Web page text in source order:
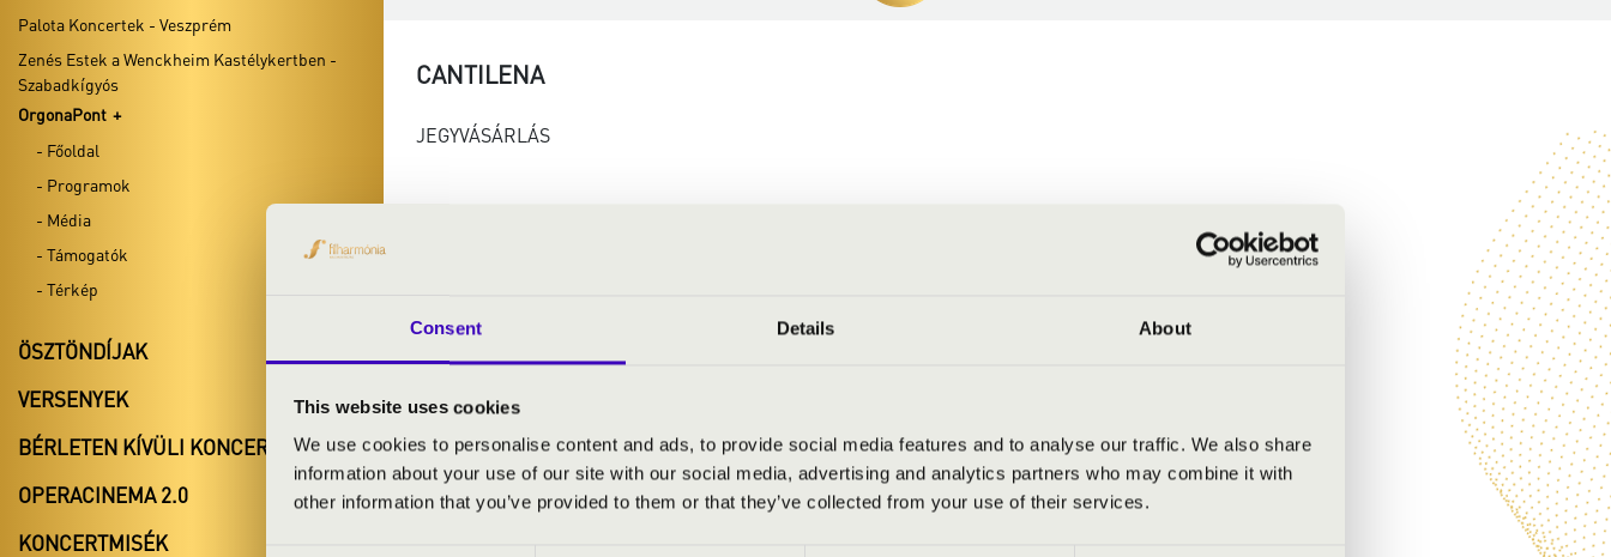
Consent Details About
This website uses cookies
We use cookies to personalise content and ads, to provide social media features and to analyse our traffic. We also share
information about your use of our site with our social media, advertising and analytics partners who may combine it with
other information that you’ve provided to them or that they’ve collected from your use of their services.
Palota Koncertek - Veszprém
Zenés Estek a Wenckheim Kastélykertben -
Szabadkígyós
OrgonaPont
- Főoldal
- Programok
- Média
- Támogatók
- Térkép
ÖSZTÖNDÍJAK
VERSENYEK
BÉRLETEN KÍVÜLI KONCERTEK
OPERACINEMA 2.0
KONCERTMISÉK
CANTILENA
JEGYVÁSÁRLÁS
ELŐADÓK:
Karosi Bálint
- orgona
Sallai Noémi
- klarinét